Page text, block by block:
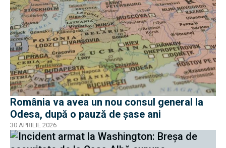
România va avea un nou consul general la
Odesa, după o pauză de șase ani
30 APRILIE 2026